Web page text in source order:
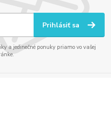
Prihlásiť sa
a jedinečné ponuky priamo vo vašej